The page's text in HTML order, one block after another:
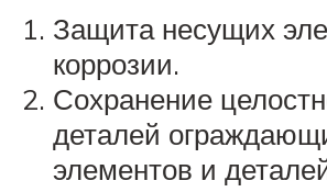
Защита несущих
коррозии.
Сохранение
деталей
элементов и